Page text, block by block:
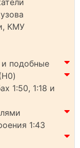
КМУ
подобные
1:50, 1:18 и
1:43